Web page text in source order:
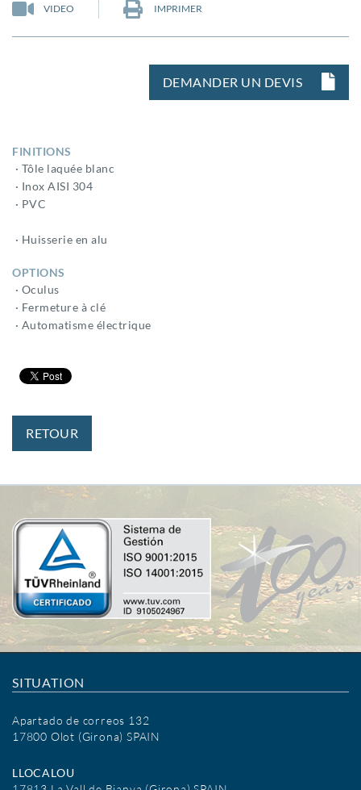
VIDEO IMPRIMER
DEMANDER UN DEVIS
FINITIONS
· Tôle laquée blanc
· Inox AISI 304
· PVC
· Huisserie en alu
OPTIONS
· Oculus
· Fermeture à clé
· Automatisme électrique
RETOUR
SITUATION
Apartado de correos 132
17800 Olot (Girona) SPAIN
LLOCALOU